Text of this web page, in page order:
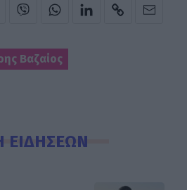
Βαζαίος
ΕΙΔΗΣΕΩΝ